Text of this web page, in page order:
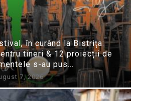
în curând la Bistrița:
tineri & 12 proiecții de
s-au pus...
7, 2026